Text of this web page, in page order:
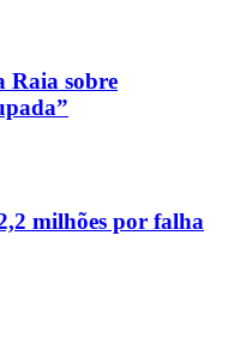
Raia sobre
milhões por falha